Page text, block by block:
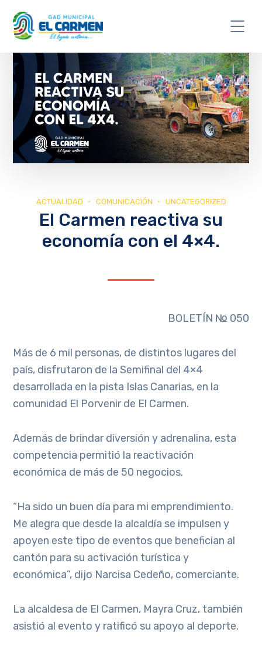
ACTUALIDAD COMUNICACIÓN UNCATEGORIZED
El Carmen reactiva su
economía con el 4×4.
BOLETÍN № 050
Más de 6 mil personas, de distintos lugares del
país, disfrutaron de la Semifinal del 4×4
desarrollada en la pista Islas Canarias, en la
comunidad El Porvenir de El Carmen.
Además de brindar diversión y adrenalina, esta
competencia permitió la reactivación
económica de más de 50 negocios.
“Ha sido un buen día para mi emprendimiento.
Me alegra que desde la alcaldía se impulsen y
apoyen este tipo de eventos que benefician al
cantón para su activación turística y
económica”, dijo Narcisa Cedeño, comerciante.
La alcaldesa de El Carmen, Mayra Cruz, también
asistió al evento y ratificó su apoyo al deporte.